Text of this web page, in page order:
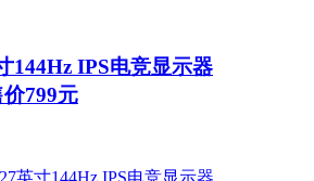
144Hz IPS电竞显示器
799元